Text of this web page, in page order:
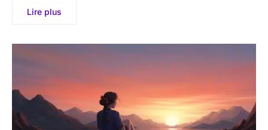
Lire plus